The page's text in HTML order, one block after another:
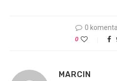
0
0
MARCIN